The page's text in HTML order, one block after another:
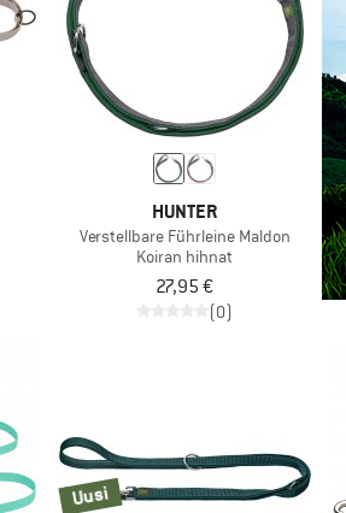
HUNTER
Verstellbare Führleine Maldon
Koiran hihnat
27,95 €
(0)
Uusi